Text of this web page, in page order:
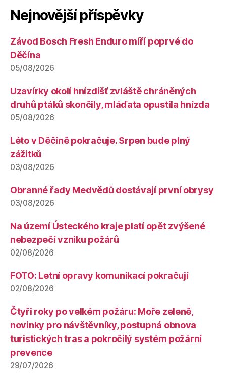
Nejnovější příspěvky
Závod Bosch Fresh Enduro míří poprvé do
Děčína
05/08/2026
Uzavírky okolí hnízdišť zvláště chráněných
druhů ptáků skončily, mláďata opustila hnízda
05/08/2026
Léto v Děčíně pokračuje. Srpen bude plný
zážitků
03/08/2026
Obranné řady Medvědů dostávají první obrysy
03/08/2026
Na území Ústeckého kraje platí opět zvýšené
nebezpečí vzniku požárů
02/08/2026
FOTO: Letní opravy komunikací pokračují
02/08/2026
Čtyři roky po velkém požáru: Moře zeleně,
novinky pro návštěvníky, postupná obnova
turistických tras a pokročilý systém požární
prevence
29/07/2026